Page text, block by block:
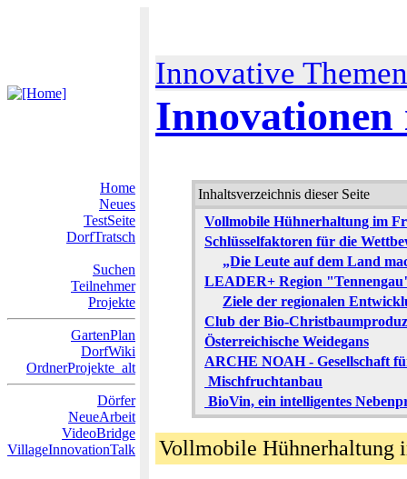
Innovative Themen
Home
Neues
TestSeite
DorfTratsch
Suchen
Teilnehmer
Projekte
GartenPlan
DorfWiki
OrdnerProjekte_alt
Dörfer
NeueArbeit
VideoBridge
VillageInnovationTalk
Inhaltsverzeichnis dieser Seite
Vollmobile Hühnerhaltung im
Schlüsselfaktoren für die
„Die Leute auf dem Land
LEADER+ Region
Ziele der regionalen
Club der Bio-
Österreichische Weidegans
ARCHE NOAH - Gesellschaft
Mischfruchtanbau
BioVin, ein intelligentes
Vollmobile